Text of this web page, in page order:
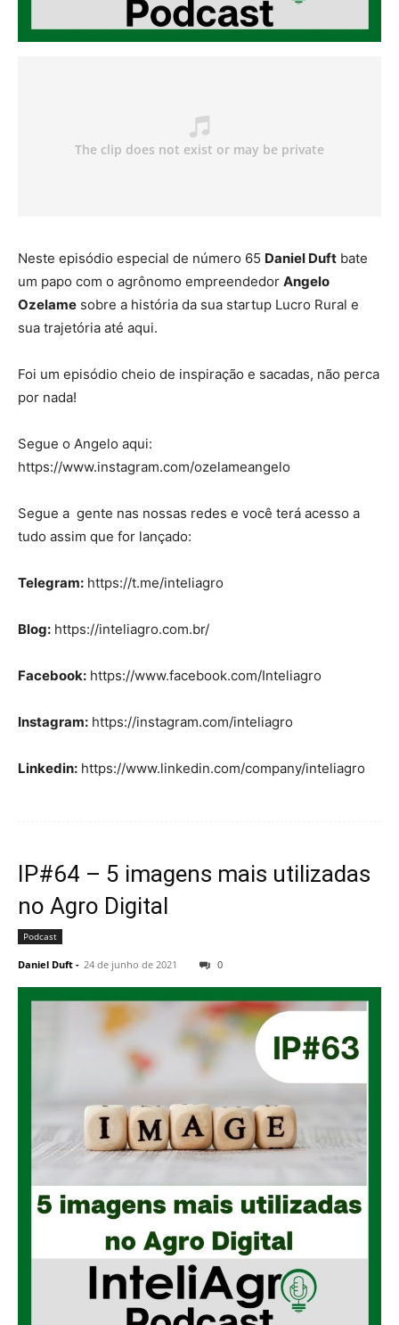
Neste episódio especial de número 65 Daniel Duft bate
um papo com o agrônomo empreendedor Angelo
Ozelame sobre a história da sua startup Lucro Rural e
sua trajetória até aqui.
Foi um episódio cheio de inspiração e sacadas, não perca
por nada!
Segue o Angelo aqui:
https://www.instagram.com/ozelameangelo
Segue a gente nas nossas redes e você terá acesso a
tudo assim que for lançado:
Telegram: https://t.me/inteliagro
Blog: https://inteliagro.com.br/
Facebook: https://www.facebook.com/Inteliagro
Instagram: https://instagram.com/inteliagro
Linkedin: https://www.linkedin.com/company/inteliagro
IP#64 – 5 imagens mais utilizadas
no Agro Digital
Podcast
Daniel Duft - 24 de junho de 2021 0